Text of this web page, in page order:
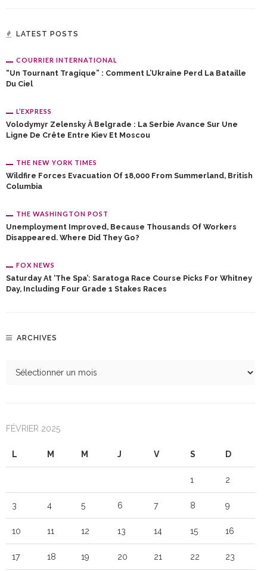
LATEST POSTS
COURRIER INTERNATIONAL
“Un Tournant Tragique” : Comment L’Ukraine Perd La Bataille
Du Ciel
L’EXPRESS
Volodymyr Zelensky À Belgrade : La Serbie Avance Sur Une
Ligne De Crête Entre Kiev Et Moscou
THE NEW YORK TIMES
Wildfire Forces Evacuation Of 18,000 From Summerland, British
Columbia
THE WASHINGTON POST
Unemployment Improved, Because Thousands Of Workers
Disappeared. Where Did They Go?
FOX NEWS
Saturday At ‘the Spa’: Saratoga Race Course Picks For Whitney
Day, Including Four Grade 1 Stakes Races
ARCHIVES
FÉVRIER 2025
L M M J V S D
1 2
3 4 5 6 7 8 9
10 11 12 13 14 15 16
17 18 19 20 21 22 23